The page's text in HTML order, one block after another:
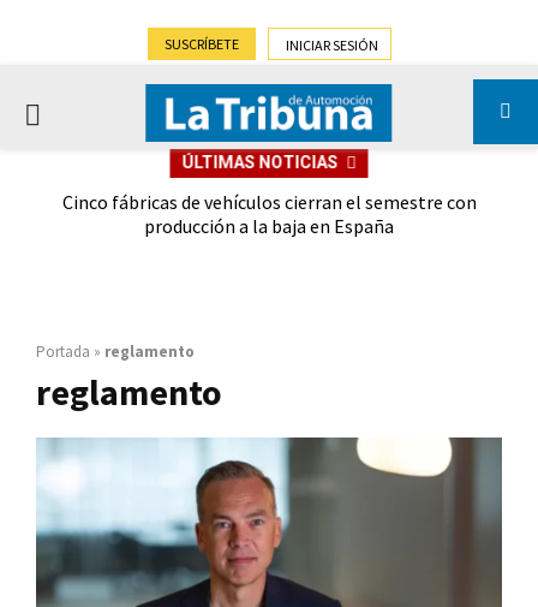
SUSCRÍBETE INICIAR SESIÓN
PRIMARY
ÚLTIMAS NOTICIAS
Cinco fábricas de vehículos cierran el semestre con
producción a la baja en España
Portada » reglamento
reglamento